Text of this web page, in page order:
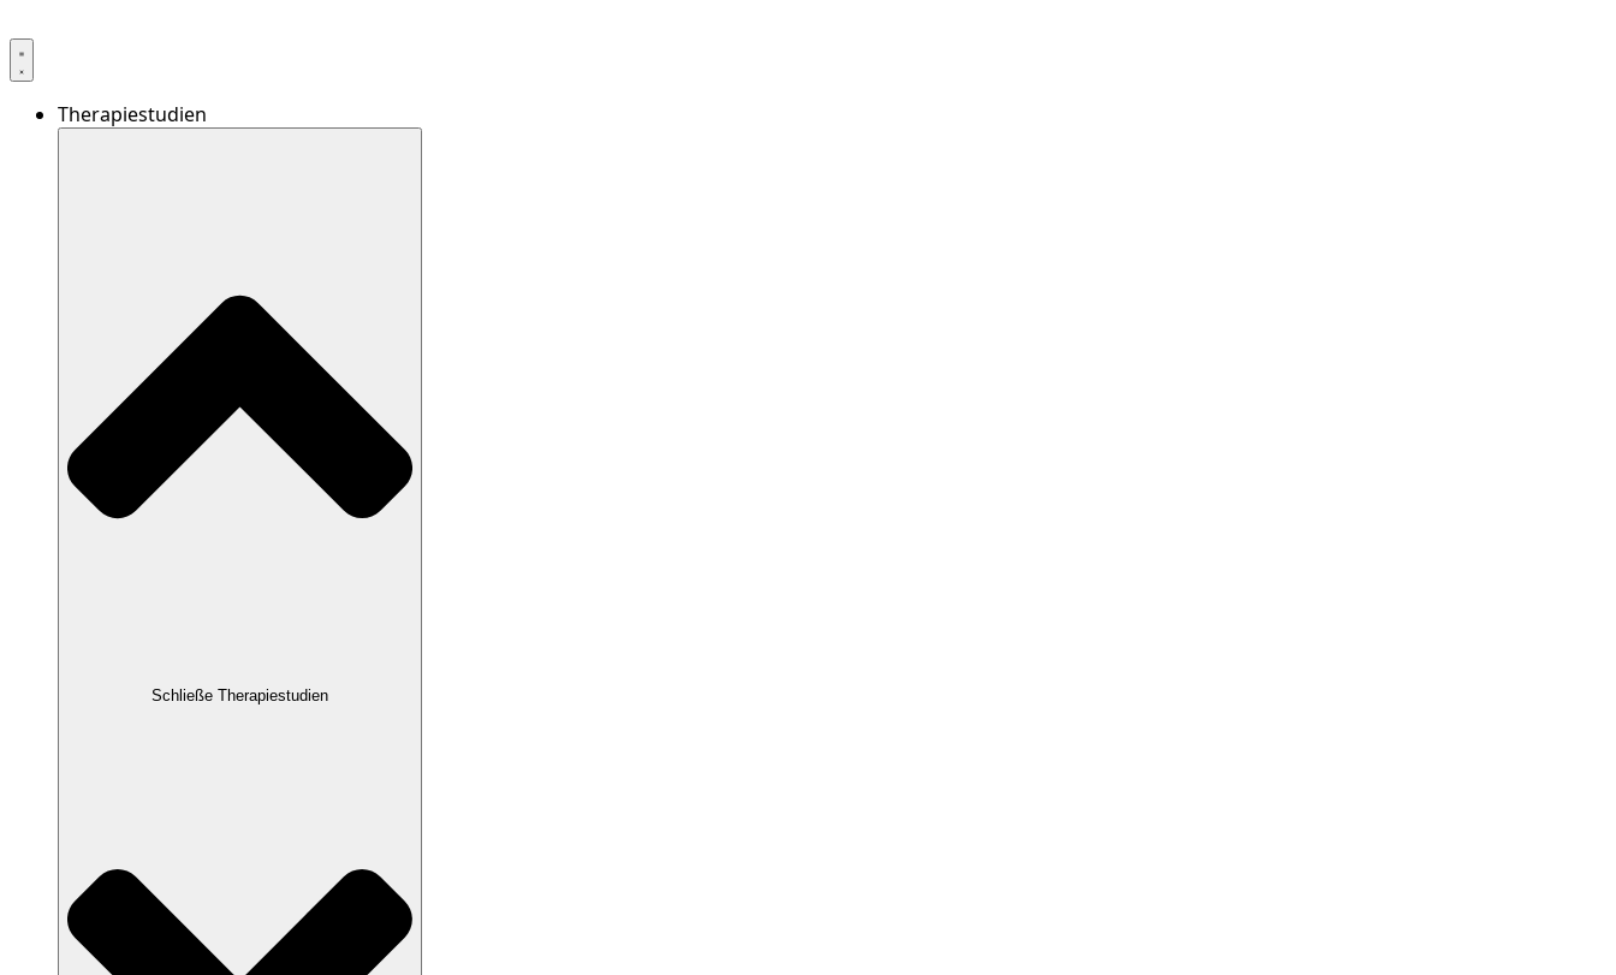
Therapiestudien
Schließe Therapiestudien